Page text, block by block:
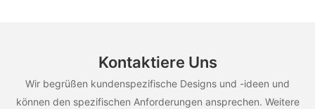
Kontaktiere Uns
Wir begrüßen kundenspezifische Designs und -ideen und
können den spezifischen Anforderungen ansprechen. Weitere